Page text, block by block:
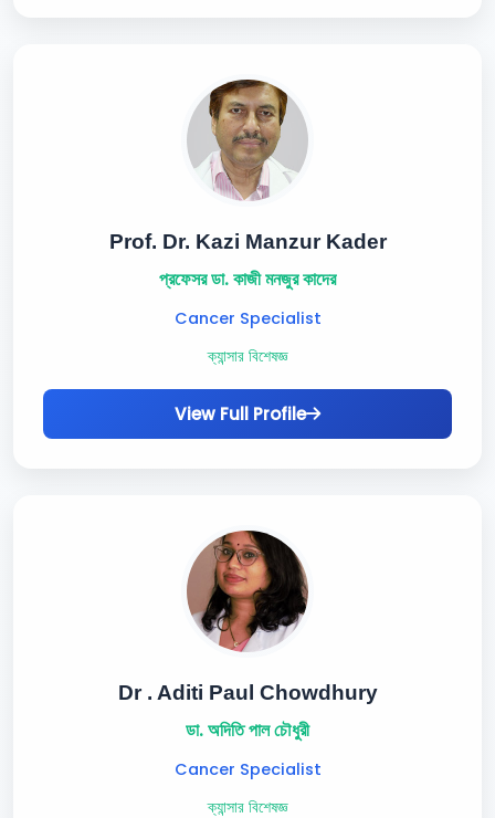
Prof. Dr. Kazi Manzur Kader
প্রফেসর ডা. কাজী মনজুর কাদের
Cancer Specialist
ক্যান্সার বিশেষজ্ঞ
View Full Profile
Dr . Aditi Paul Chowdhury
ডা. অদিতি পাল চৌধুরী
Cancer Specialist
ক্যান্সার বিশেষজ্ঞ